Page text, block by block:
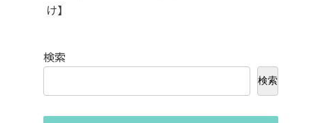
け】
検索
検索